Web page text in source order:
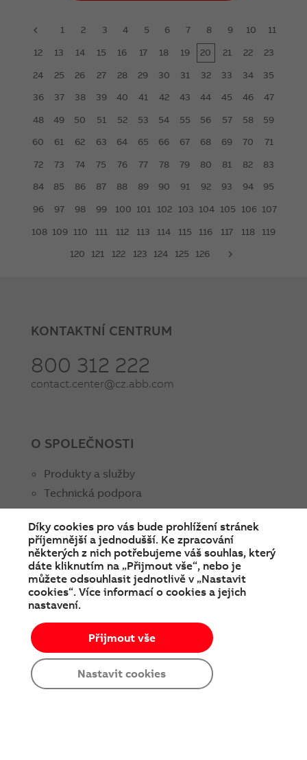
1 2 3 4 5 6 7 8 9 10
11
12
13 14 15 16 17 18 19 20 21 22
23
24
25 26 27 28 29 30 31 32 33 34
35
36
37 38 39 40 41 42 43 44 45 46
47
48
49 50 51 52 53 54 55 56 57 58
59
60
61 62 63 64 65 66 67 68 69 70
71
72
73 74 75 76 77 78 79 80 81 82
83
84
85 86 87 88 89 90 91 92 93 94
95
96
97 98 99 100 101 102 103 104 105 106 107
108 109 110 111 112 113 114 115 116 117 118
119
120
121 122 123 124 125
126
KONTAKTNÍ CENTRUM
800 312 222
contact.center@cz.abb.com
O SPOLEČNOSTI
Produkty a služby
Technická podpora
Obchodní kontakty
ABB ČR
O nás
Média
Soutěže a prodejní akce
Díky cookies pro vás bude prohlížení stránek
příjemnější a jednodušší. Ke zpracování
některých z nich potřebujeme váš souhlas, který
dáte kliknutím na „Přijmout vše“, nebo je
můžete odsouhlasit jednotlivě v „Nastavit
cookies“. Více informací o cookies a jejich
nastavení.
Nastavit cookies
Přijmout vše